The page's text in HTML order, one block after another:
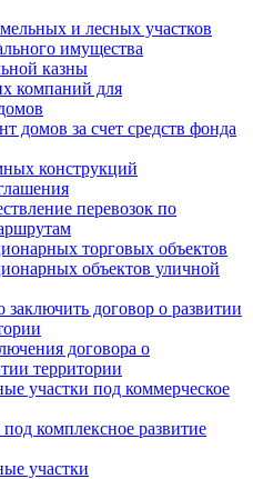
и лесных участков
имущества
казны
компаний для
домов за счет средств фонда
конструкций
перевозок по
торговых объектов
объектов уличной
договор о развитии
договора о
территории
участки под коммерческое
комплексное развитие
участки